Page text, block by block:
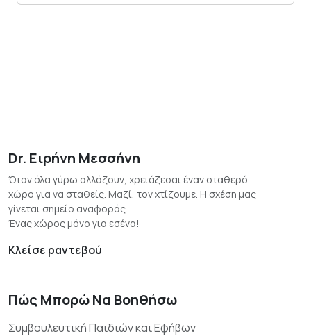
Dr. Ειρήνη Μεσσήνη
Όταν όλα γύρω αλλάζουν, χρειάζεσαι έναν σταθερό
χώρο για να σταθείς. Μαζί, τον χτίζουμε. Η σχέση μας
γίνεται σημείο αναφοράς.
Ένας χώρος μόνο για εσένα!
Κλείσε ραντεβού
Πώς Μπορώ Να Βοηθήσω
Συμβουλευτική Παιδιών και Εφήβων